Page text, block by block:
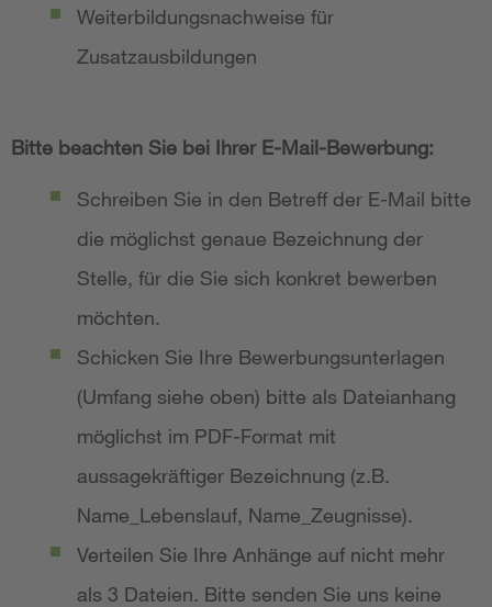
Weiterbildungsnachweise für
Zusatzausbildungen
Bitte beachten Sie bei Ihrer E-Mail-Bewerbung:
Schreiben Sie in den Betreff der E-Mail bitte
die möglichst genaue Bezeichnung der
Stelle, für die Sie sich konkret bewerben
möchten.
Schicken Sie Ihre Bewerbungsunterlagen
(Umfang siehe oben) bitte als Dateianhang
möglichst im PDF-Format mit
aussagekräftiger Bezeichnung (z.B.
Name_Lebenslauf, Name_Zeugnisse).
Verteilen Sie Ihre Anhänge auf nicht mehr
als 3 Dateien. Bitte senden Sie uns keine